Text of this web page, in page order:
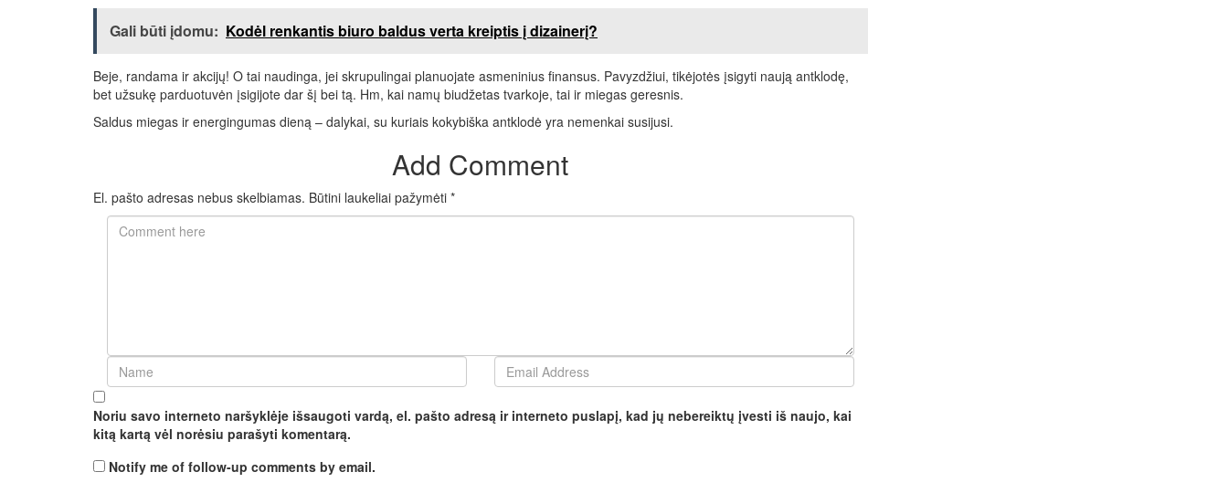
Gali būti įdomu: Kodėl renkantis biuro baldus verta kreiptis į dizainerį?
Beje, randama ir akcijų! O tai naudinga, jei skrupulingai planuojate asmeninius finansus. Pavyzdžiui, tikėjotės įsigyti naują antklodę,
bet užsukę parduotuvėn įsigijote dar šį bei tą. Hm, kai namų biudžetas tvarkoje, tai ir miegas geresnis.
Saldus miegas ir energingumas dieną – dalykai, su kuriais kokybiška antklodė yra nemenkai susijusi.
Add Comment
El. pašto adresas nebus skelbiamas. Būtini laukeliai pažymėti *
Noriu savo interneto naršyklėje išsaugoti vardą, el. pašto adresą ir interneto puslapį, kad jų nebereiktų įvesti iš naujo, kai
kitą kartą vėl norėsiu parašyti komentarą.
Notify me of follow-up comments by email.